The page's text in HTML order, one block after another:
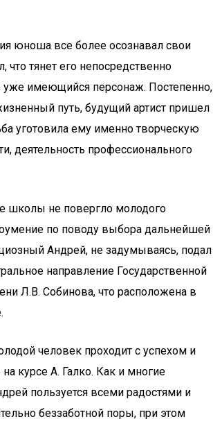
юноша все более осознавал свои
что тянет его непосредственно
уже имеющийся персонаж. Постепенно,
путь, будущий артист пришел
уготовила ему именно творческую
деятельность профессионального
школы не повергло молодого
по поводу выбора дальнейшей
Андрей, не задумываясь, подал
направление Государственной
Л.В. Собинова, что расположена в
человек проходит с успехом и
на курсе А. Галко. Как и многие
пользуется всеми радостями и
беззаботной поры, при этом